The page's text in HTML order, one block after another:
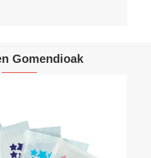
Gomendioak
eta maskota jabeentzat